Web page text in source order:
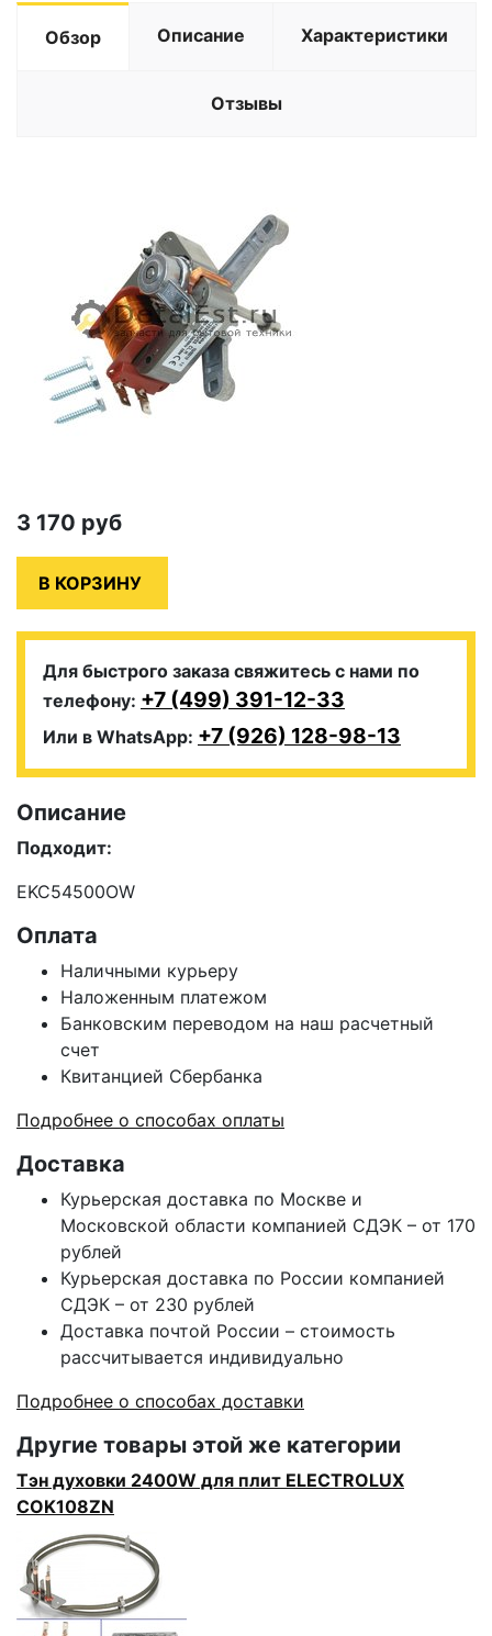
Обзор Описание Характеристики
Отзывы
3 170 руб
Для быстрого заказа свяжитесь с нами по
телефону: +7 (499) 391-12-33
Или в WhatsApp: +7 (926) 128-98-13
Описание
Подходит:
EKC54500OW
Оплата
Наличными курьеру
Наложенным платежом
Банковским переводом на наш расчетный
счет
Квитанцией Сбербанка
Подробнее о способах оплаты
Доставка
Курьерская доставка по Москве и
Московской области компанией СДЭК – от 170
рублей
Курьерская доставка по России компанией
СДЭК – от 230 рублей
Доставка почтой России – стоимость
рассчитывается индивидуально
Подробнее о способах доставки
Другие товары этой же категории
Тэн духовки 2400W для плит ELECTROLUX
COK108ZN